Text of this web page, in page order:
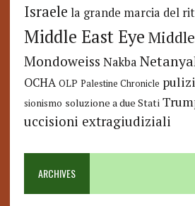
Israele la grande marcia del
Middle East Eye
Mondoweiss Nakba
OCHA OLP Palestine Chronicle
sionismo soluzione a due Stati
uccisioni extragiudiziali
ARCHIVES